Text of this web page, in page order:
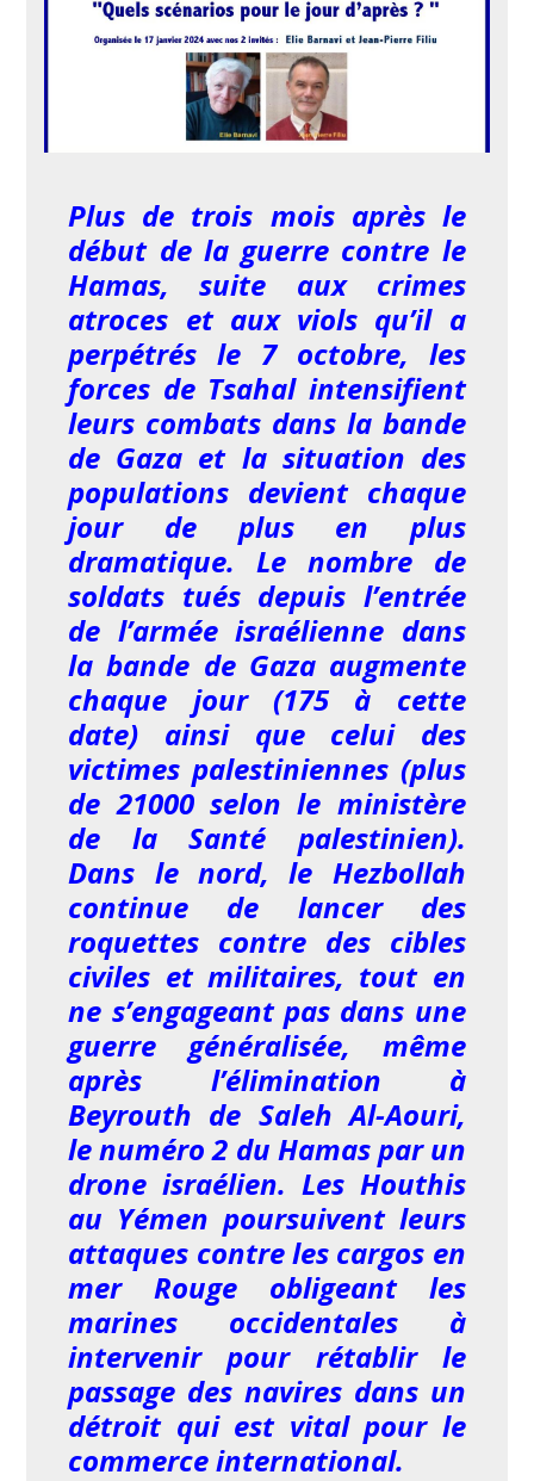
Plus de trois mois après le
début de la guerre contre le
Hamas, suite aux crimes
atroces et aux viols qu’il a
perpétrés le 7 octobre, les
forces de Tsahal intensifient
leurs combats dans la bande
de Gaza et la situation des
populations devient chaque
jour de plus en plus
dramatique. Le nombre de
soldats tués depuis l’entrée
de l’armée israélienne dans
la bande de Gaza augmente
chaque jour (175 à cette
date) ainsi que celui des
victimes palestiniennes (plus
de 21000 selon le ministère
de la Santé palestinien).
Dans le nord, le Hezbollah
continue de lancer des
roquettes contre des cibles
civiles et militaires, tout en
ne s’engageant pas dans une
guerre généralisée, même
après l’élimination à
Beyrouth de Saleh Al-Aouri,
le numéro 2 du Hamas par un
drone israélien. Les Houthis
au Yémen poursuivent leurs
attaques contre les cargos en
mer Rouge obligeant les
marines occidentales à
intervenir pour rétablir le
passage des navires dans un
détroit qui est vital pour le
commerce international.